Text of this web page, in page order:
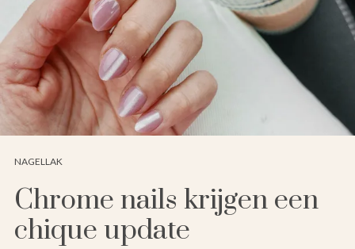
NAGELLAK
Chrome nails krijgen een
chique update